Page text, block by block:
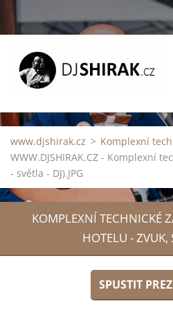
www.djshirak.cz > Komplexní
WWW.DJSHIRAK.CZ - Komplexní
- světla - DJ).JPG
KOMPLEXNÍ TECHNICKÉ
HOTELU - ZVUK,
SPUSTIT